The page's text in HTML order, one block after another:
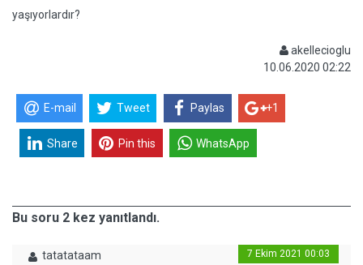
yaşıyorlardır?
akellecioglu
10.06.2020 02:22
E-mail Tweet Paylas +1
Share Pin this WhatsApp
Bu soru 2 kez yanıtlandı.
tatatataam 7 Ekim 2021 00:03